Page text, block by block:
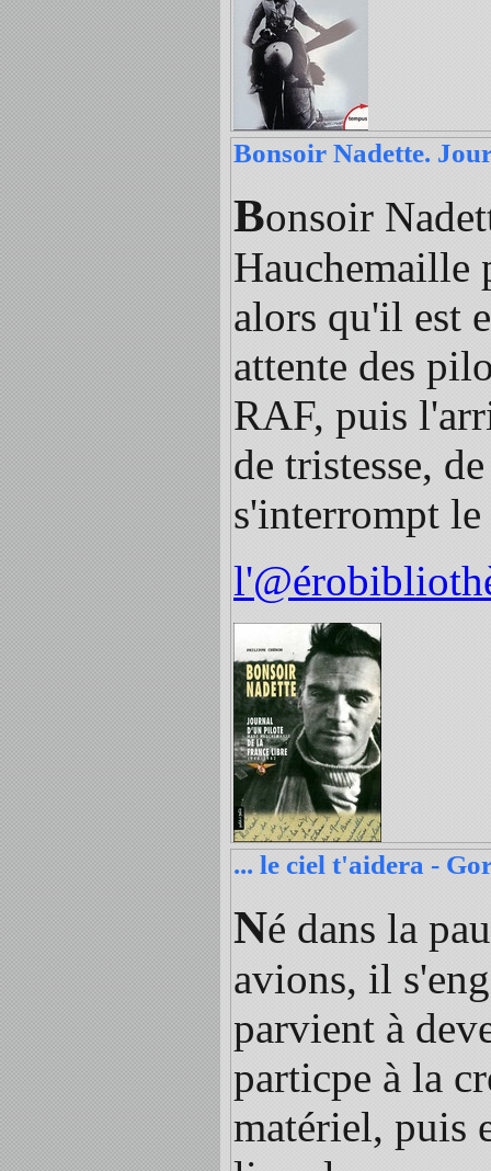
Bonsoir Nadette.
Bonsoir
Hauchemaille
alors qu'il est
attente des
RAF, puis
de tristesse,
s'interrompt
... le ciel t'aidera -
Né dans la
avions, il
parvient à
particpe à la
matériel, puis